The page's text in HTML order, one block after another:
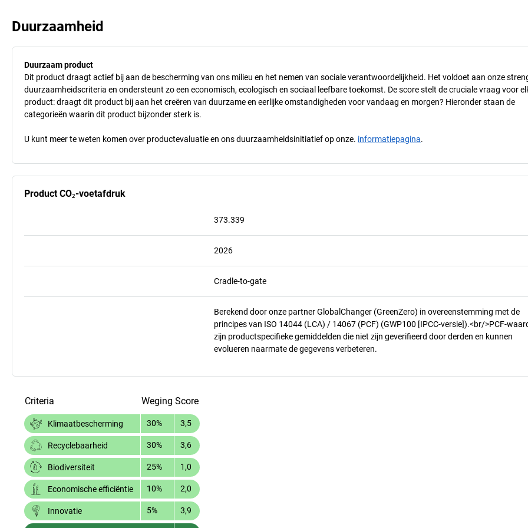
Duurzaamheid
Duurzaam product
Dit product draagt actief bij aan de bescherming van ons milieu en het nemen van sociale verantwoordelijkheid. Het voldoet aan onze
duurzaamheidscriteria en ondersteunt zo een economisch, ecologisch en sociaal leefbare toekomst. De score stelt de cruciale vraag voor
product: draagt dit product bij aan het creëren van duurzame en eerlijke omstandigheden voor vandaag en morgen? Hieronder staan de
categorieën waarin dit product bijzonder sterk is.
U kunt meer te weten komen over productevaluatie en ons duurzaamheidsinitiatief op onze. informatiepagina.
Product CO₂-voetafdruk
373.339
2026
Cradle-to-gate
Berekend door onze partner GlobalChanger (GreenZero) in overeenstemming met de
principes van ISO 14044 (LCA) / 14067 (PCF) (GWP100 [IPCC-versie]).<br/>PCF-
zijn productspecifieke gemiddelden die niet zijn geverifieerd door derden en kunnen
evolueren naarmate de gegevens verbeteren.
Criteria Weging Score
Klimaatbescherming 30% 3,5
Recyclebaarheid 30% 3,6
Biodiversiteit 25% 1,0
Economische efficiëntie 10% 2,0
Innovatie 5% 3,9